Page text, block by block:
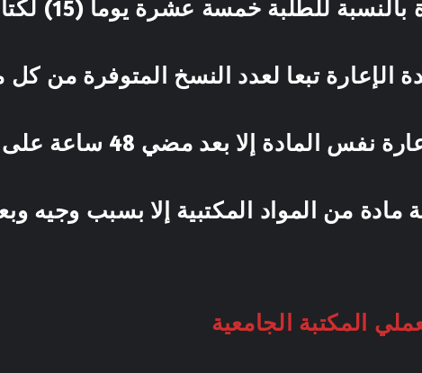
للطلبة خمسة عشرة يوما (15) لكتابين اثنين(02).
الإعارة تبعا لعدد النسخ المتوفرة
إلا بعد مضي 48 ساعة على تاريخ إرجاعها.
مادة من المواد المكتبية إلا بسبب وجيه
المكتبة الجامعية